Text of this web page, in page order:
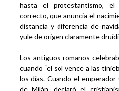
hasta el protestantismo,
correcto, que anuncia el
distancia y diferencia de
yule de origen claramente
Los antiguos romanos
cuando “el sol vence a las
los días. Cuando el
de Milán, declaró el